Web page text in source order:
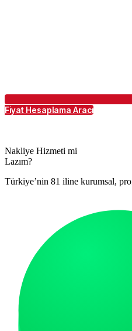
Fiyat Hesaplama Aracı
Nakliye Hizmeti mi
Lazım?
Türkiye’nin 81 iline kurumsal,